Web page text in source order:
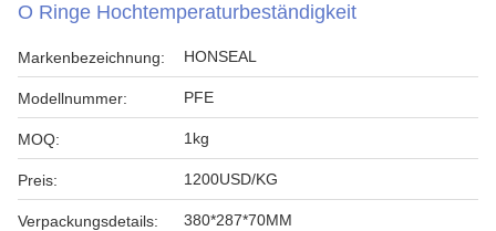
O Ringe Hochtemperaturbeständigkeit
Markenbezeichnung: HONSEAL
Modellnummer: PFE
MOQ: 1kg
Preis: 1200USD/KG
Verpackungsdetails: 380*287*70MM